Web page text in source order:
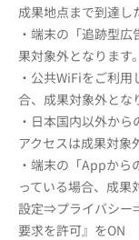
成果地点まで到達し
・端末の「追跡型
果対象外となります。
・公共WiFiをご利
合、成果対象外とな
・日本国内以外か
アクセスは成果対象
・端末の「Appから
っている場合、成果
設定⇒プライバシー
要求を許可』をON